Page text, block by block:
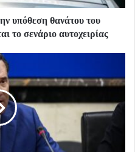
υπόθεση θανάτου του
το σενάριο αυτοχειρίας